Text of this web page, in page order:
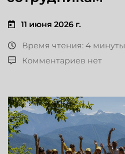
11 июня 2026 г.
Время чтения: 4 минуты
Комментариев нет